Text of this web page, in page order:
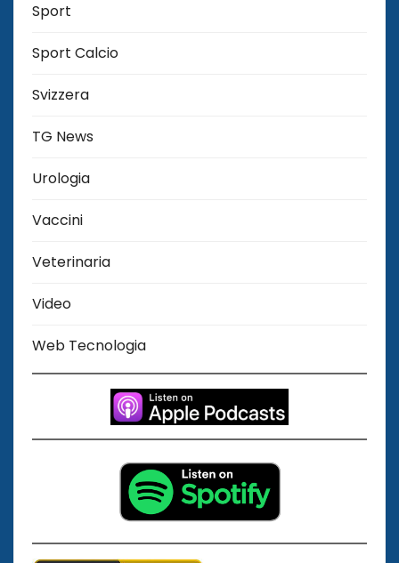
Sport
Sport Calcio
Svizzera
TG News
Urologia
Vaccini
Veterinaria
Video
Web Tecnologia